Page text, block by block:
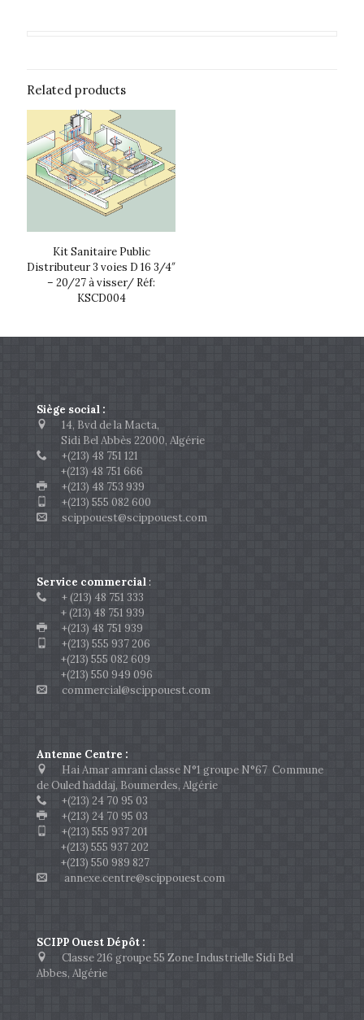
Related products
Kit Sanitaire Public
Distributeur 3 voies D 16 3/4″
– 20/27 à visser/ Réf:
KSCD004
Siège social :
14, Bvd de la Macta,
Sidi Bel Abbès 22000, Algérie
+(213) 48 751 121
+(213) 48 751 666
+(213) 48 753 939
+(213) 555 082 600
scippouest@scippouest.com
Service commercial:
+ (213) 48 751 333
+ (213) 48 751 939
+(213) 48 751 939
+(213) 555 937 206
+(213) 555 082 609
+(213) 550 949 096
commercial@scippouest.com
Antenne Centre :
Hai Amar amrani classe N°1 groupe N°67 Commune
de Ouled haddaj, Boumerdes, Algérie
+(213) 24 70 95 03
+(213) 24 70 95 03
+(213) 555 937 201
+(213) 555 937 202
+(213) 550 989 827
annexe.centre@scippouest.com
SCIPP Ouest Dépôt :
Classe 216 groupe 55 Zone Industrielle Sidi Bel
Abbes, Algérie